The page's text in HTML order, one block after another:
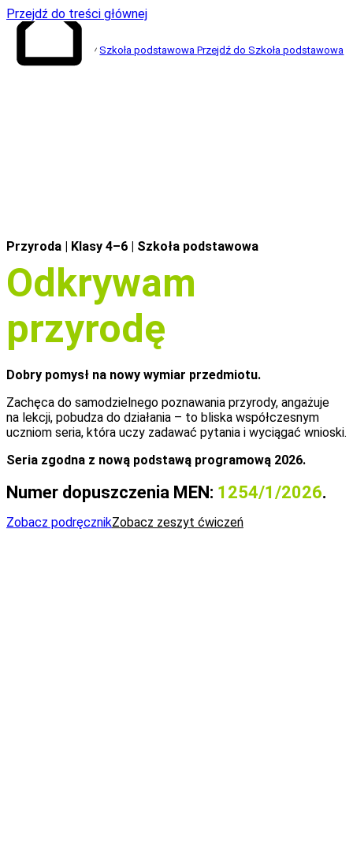
Przejdź do treści głównej
Szkoła podstawowaPrzejdź do Szkoła podstawowa
Przyroda | Klasy 4–6 | Szkoła podstawowa
Odkrywam
przyrodę
Dobry pomysł na nowy wymiar przedmiotu.
Zachęca do samodzielnego poznawania przyrody, angażuje
na lekcji, pobudza do działania – to bliska współczesnym
uczniom seria, która uczy zadawać pytania i wyciągać wnioski.
Seria zgodna z nową podstawą programową 2026.
Numer dopuszczenia MEN: 1254/1/2026.
Zobacz podręcznikZobacz zeszyt ćwiczeń